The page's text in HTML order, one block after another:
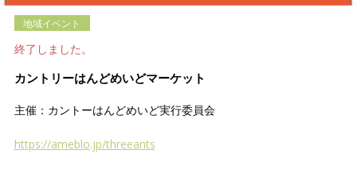
地域イベント
終了しました。
カントリーはんどめいどマーケット
主催：カントーはんどめいど実行委員会
https://ameblo.jp/threeants